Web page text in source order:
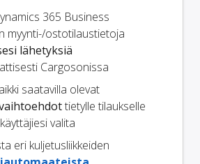
365 Business
myynti-/ostotilaustietoja
lähetyksiä
Cargosonissa
saatavilla olevat
tietylle tilaukselle
valita
eri kuljetusliikkeiden